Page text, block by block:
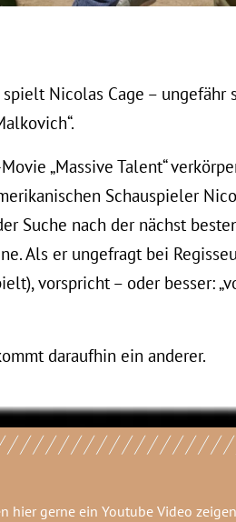
Nicolas Cage – ungefähr
„Massive Talent“
Schauspieler
Suche nach der nächst
Als er ungefragt bei
vorspricht – oder besser:
daraufhin ein anderer.
hier gerne ein Youtube Video